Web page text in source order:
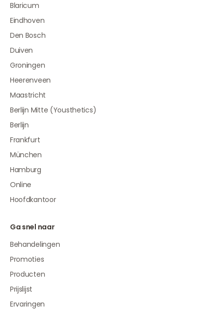
Blaricum
Eindhoven
Den Bosch
Duiven
Groningen
Heerenveen
Maastricht
Berlijn Mitte (Yousthetics)
Berlijn
Frankfurt
München
Hamburg
Online
Hoofdkantoor
Ga snel naar
Behandelingen
Promoties
Producten
Prijslijst
Ervaringen